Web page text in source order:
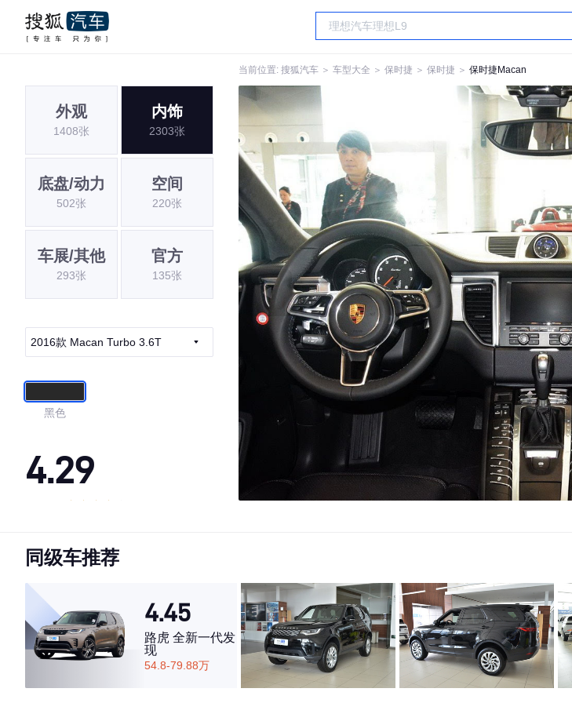
当前位置: 搜狐汽车 ＞ 车型大全 ＞ 保时捷 ＞ 保时捷 ＞ 保时捷Macan
外观
1408张
内饰
2303张
底盘/动力
502张
空间
220张
车展/其他
293张
官方
135张
2016款 Macan Turbo 3.6T
黑色
4.29
·内饰表现一般，低于61%同级车
·空间表现一般，低于99%同级车
同级车推荐
4.45
路虎 全新一代发
现
54.8-79.88万